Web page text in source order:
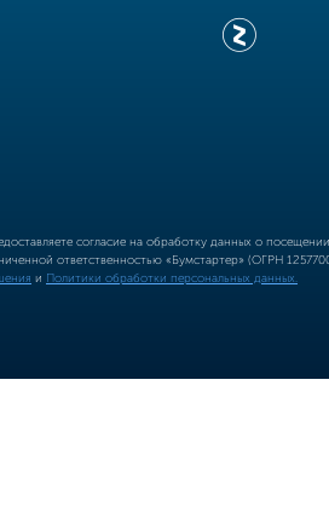
согласие на обработку данных о
ответственностью «Бумстартер» (ОГРН
и Политики обработки персональных данных.